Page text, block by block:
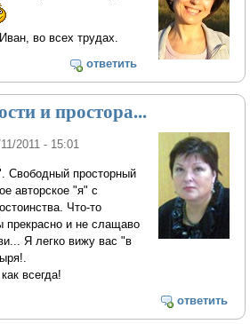
во всех трудах.
ответить
и простора...
2011 - 15:01
Свободный просторный
авторское "я" с
Что-то
прекрасно и не слащаво
Я легко вижу вас "в
всегда!
ответить